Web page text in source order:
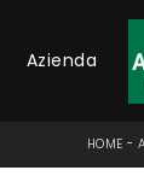
Azienda
HOME -